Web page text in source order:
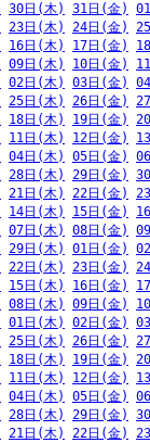
30日(木) 31日(金)
23日(木) 24日(金)
16日(木) 17日(金)
09日(木) 10日(金)
02日(木) 03日(金)
25日(木) 26日(金)
18日(木) 19日(金)
11日(木) 12日(金)
04日(木) 05日(金)
28日(木) 29日(金)
21日(木) 22日(金)
14日(木) 15日(金)
07日(木) 08日(金)
29日(木) 01日(金)
22日(木) 23日(金)
15日(木) 16日(金)
08日(木) 09日(金)
01日(木) 02日(金)
25日(木) 26日(金)
18日(木) 19日(金)
11日(木) 12日(金)
04日(木) 05日(金)
28日(木) 29日(金)
21日(木) 22日(金)